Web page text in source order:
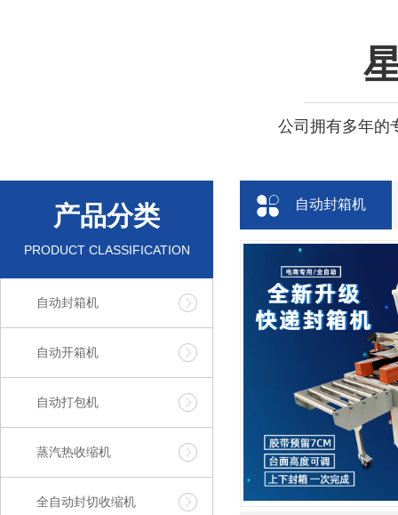
公司拥有多年的
产品分类
PRODUCT CLASSIFICATION
自动封箱机
自动开箱机
自动打包机
蒸汽热收缩机
全自动封切收缩机
自动封箱机